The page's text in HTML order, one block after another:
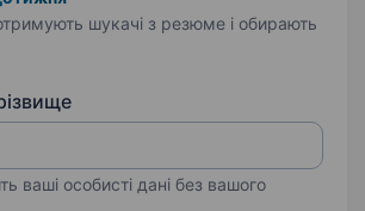
шукачі з резюме і обирають
ваші особисті дані без вашого